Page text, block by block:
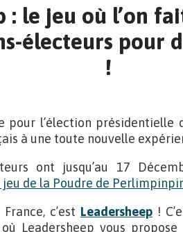
: le jeu où l’on
électeurs pour
!
pour l’élection présidentielle
à une toute nouvelle
ont jusqu’au 17
de la Poudre de
c’est Leadersheep!
Leadersheep vous